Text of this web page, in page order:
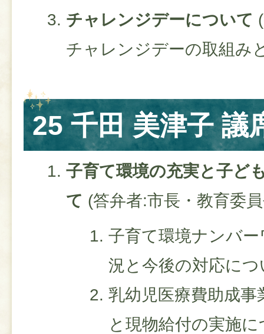
チャレンジデーについて
チャレンジデーの取組み
25 千田 美津子 議
子育て環境の充実と子ど
て (答弁者:市長・教育委
子育て環境ナンバ
況と今後の対応につ
乳幼児医療費助成
と現物給付の実施